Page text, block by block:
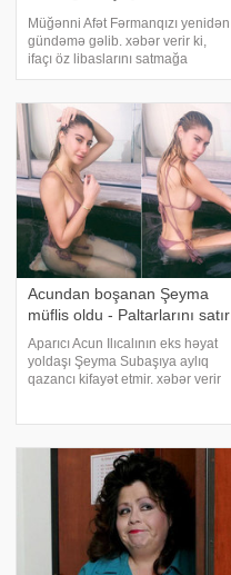
Müğənni Afət Fərmanqızı yenidən
gündəmə gəlib. xəbər verir ki,
ifaçı öz libaslarını satmağa
başlayıb. Fərmanqızı bunun üçün
səhifə yaradıb. Öz libaslarının
fotolarını paylaşan müğənnini
Acundan boşanan Şeyma
müflis oldu - Paltarlarını satır
Aparıcı Acun Ilıcalının eks həyat
yoldaşı Şeyma Subaşıya aylıq
qazancı kifayət etmir. xəbər verir
butiklərdən birinə satmağa